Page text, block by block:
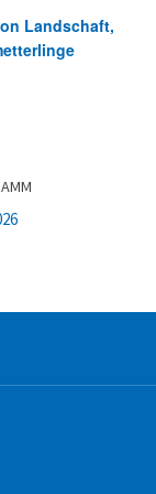
Landschaft,